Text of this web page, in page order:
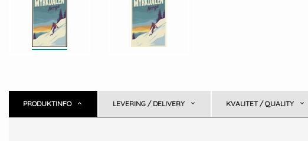
PRODUKTINFO LEVERING / DELIVERY KVALITET / QUALITY